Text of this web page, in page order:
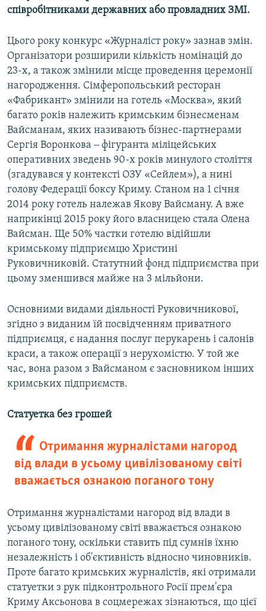
співробітниками державних або провладних ЗМІ.
Цього року конкурс «Журналіст року» зазнав змін.
Організатори розширили кількість номінацій до
23-х, а також змінили місце проведення церемонії
нагородження. Сімферопольський ресторан
«Фабрикант» змінили на готель «Москва», який
багато років належить кримським бізнесменам
Вайсманам, яких називають бізнес-партнерами
Сергія Воронкова ‒ фігуранта міліцейських
оперативних зведень 90-х років минулого століття
(згадувався у контексті ОЗУ «Сейлем»), а нині
голову Федерації боксу Криму. Станом на 1 січня
2014 року готель належав Якову Вайсману. А вже
наприкінці 2015 року його власницею стала Олена
Вайсман. Ще 50% частки готелю відійшли
кримському підприємцю Христині
Руковичниковій. Статутний фонд підприємства при
цьому зменшився майже на 3 мільйони.
Основними видами діяльності Руковичникової,
згідно з виданим їй посвідченням приватного
підприємця, є надання послуг перукарень і салонів
краси, а також операції з нерухомістю. У той же
час, вона разом з Вайсманом є засновником інших
кримських підприємств.
Статуетка без грошей
Отримання журналістами нагород
від влади в усьому цивілізованому світі
вважається ознакою поганого тону
Отримання журналістами нагород від влади в
усьому цивілізованому світі вважається ознакою
поганого тону, оскільки ставить під сумнів їхню
незалежність і об'єктивність відносно чиновників.
Проте багато кримських журналістів, які отримали
статуетки з рук підконтрольного Росії прем'єра
Криму Аксьонова в соцмережах зізнаються, що цієї